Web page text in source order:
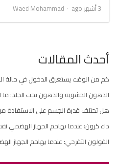
3 أشهر ago
Author
Waed Mohammad
أحدث المقالات
كم من الوقت يستغرق الدخول في حالة
الدهون الحشوية والدهون تحت الجلد: ما
هل تختلف قدرة الجسم على الاستفادة
داء كرون: عندما يهاجم الجهاز الهضمي
القولون التقرحي: عندما يهاجم الجهاز